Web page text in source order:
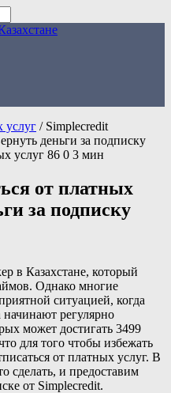
в
услуг / Simplecredit
деньги за подписку
услуг 86 0 3 мин
от платных
за подписку
в Казахстане, который
Однако многие
ситуацией, когда
начинают регулярно
может достигать 3499
для того чтобы избежать
от платных услуг. В
сделать, и предоставим
от Simplecredit.